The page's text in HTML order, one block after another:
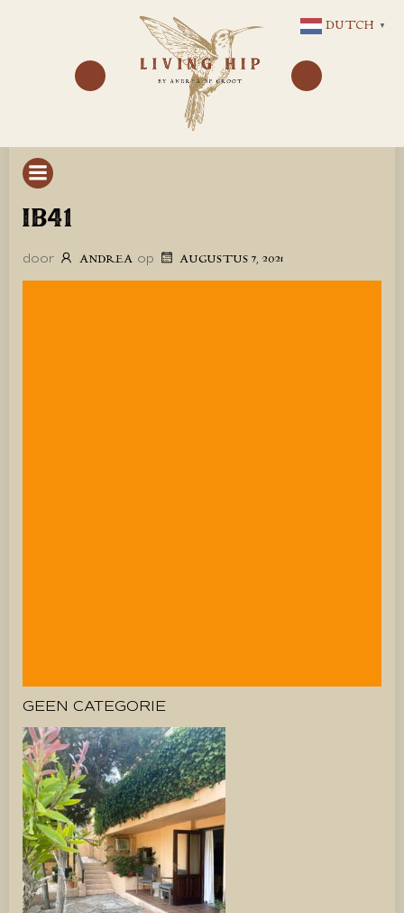
NAAR
DE
INHOUD
IB41
door ANDREA op AUGUSTUS 7, 2021
GEEN CATEGORIE
DUTCH ▼